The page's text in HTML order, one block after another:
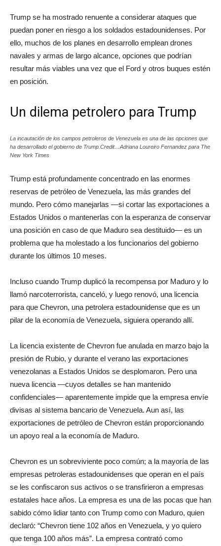
Trump se ha mostrado renuente a considerar ataques que
puedan poner en riesgo a los soldados estadounidenses. Por
ello, muchos de los planes en desarrollo emplean drones
navales y armas de largo alcance, opciones que podrían
resultar más viables una vez que el Ford y otros buques estén
en posición.
Un dilema petrolero para Trump
La incautación de los campos petroleros de Venezuela es una de las opciones que
ha desarrollado el gobierno de Trump.Credit…Adriana Loureiro Fernandez para The
New York Times
Trump está profundamente concentrado en las enormes
reservas de petróleo de Venezuela, las más grandes del
mundo. Pero cómo manejarlas —si cortar las exportaciones a
Estados Unidos o mantenerlas con la esperanza de conservar
una posición en caso de que Maduro sea destituido— es un
problema que ha molestado a los funcionarios del gobierno
durante los últimos 10 meses.
Incluso cuando Trump duplicó la recompensa por Maduro y lo
llamó narcoterrorista, canceló, y luego renovó, una licencia
para que Chevron, una petrolera estadounidense que es un
pilar de la economía de Venezuela, siguiera operando allí.
La licencia existente de Chevron fue anulada en marzo bajo la
presión de Rubio, y durante el verano las exportaciones
venezolanas a Estados Unidos se desplomaron. Pero una
nueva licencia —cuyos detalles se han mantenido
confidenciales— aparentemente impide que la empresa envíe
divisas al sistema bancario de Venezuela. Aun así, las
exportaciones de petróleo de Chevron están proporcionando
un apoyo real a la economía de Maduro.
Chevron es un sobreviviente poco común; a la mayoría de las
empresas petroleras estadounidenses que operan en el país
se les confiscaron sus activos o se transfirieron a empresas
estatales hace años. La empresa es una de las pocas que han
sabido cómo lidiar tanto con Trump como con Maduro, quien
declaró: “Chevron tiene 102 años en Venezuela, y yo quiero
que tenga 100 años más”. La empresa contrató como